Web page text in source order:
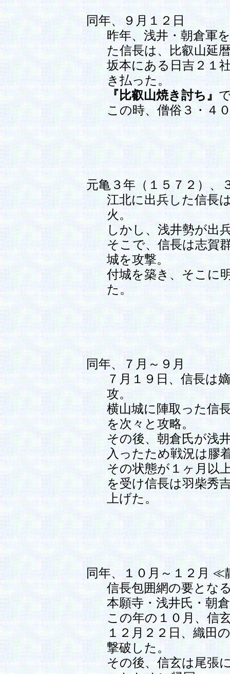
同年、９月１２日
昨年、浅井・朝倉軍
た信長は、比叡山延
坂本にある日吉２１
き払った。
『比叡山焼き討ち』
この時、僧俗３・４
元亀３年（１５７２）、
江北に出兵した信長
火。
しかし、浅井勢が出
そこで、信長は志賀
城を攻撃。
付城を築き、そこに
た。
同年、７月～９月
７月１９日、信長は
攻。
横山城に陣取った信
を次々と攻略。
その後、朝倉氏が浅
入ったため戦況は膠
その状態が１ヶ月以
を受け信長は羽柴秀
上げた。
同年、１０月～１２月
信長包囲網の要とな
本願寺・浅井氏・朝
この年の１０月、信
１２月２２日、織田
撃破した。
その後、信玄は尾張